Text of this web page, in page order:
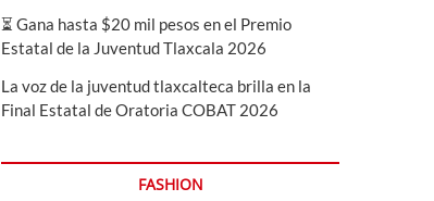
⏳ Gana hasta $20 mil pesos en el Premio
Estatal de la Juventud Tlaxcala 2026
La voz de la juventud tlaxcalteca brilla en la
Final Estatal de Oratoria COBAT 2026
FASHION